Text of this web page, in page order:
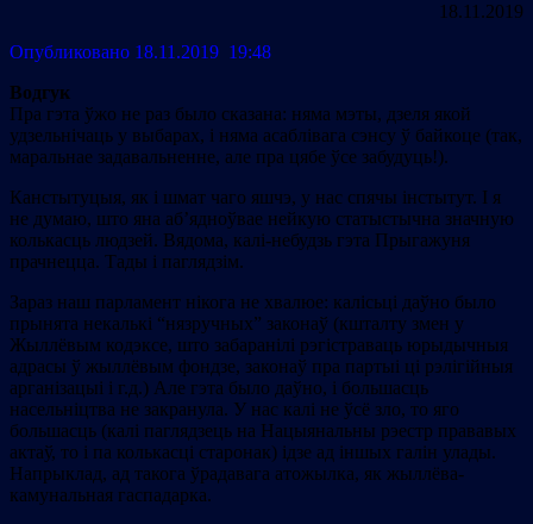
18.11.2019
Опубликовано 18.11.2019 19:48
Водгук
Пра гэта ўжо не раз было сказана: няма мэты, дзеля якой
удзельнічаць у выбарах, і няма асаблівага сэнсу ў байкоце (так,
маральнае задавальненне, але пра цябе ўсе забудуць!).
Канстытуцыя, як і шмат чаго яшчэ, у нас спячы інстытут. І я
не думаю, што яна аб’ядноўвае нейкую статыстычна значную
колькасць людзей. Вядома, калі-небудзь гэта Прыгажуня
прачнецца. Тады і паглядзім.
Зараз наш парламент нікога не хвалюе: калісьці даўно было
прынята некалькі “нязручных” законаў (кшталту змен у
Жыллёвым кодэксе, што забаранілі рэгістраваць юрыдычныя
адрасы ў жыллёвым фондзе, законаў пра партыі ці рэлігійныя
арганізацыі і г.д.) Але гэта было даўно, і большасць
насельніцтва не закранула. У нас калі не ўсё зло, то яго
большасць (калі паглядзець на Нацыянальны рэестр прававых
актаў, то і па колькасці старонак) ідзе ад іншых галін улады.
Напрыклад, ад такога ўрадавага атожылка, як жыллёва-
камунальная гаспадарка.